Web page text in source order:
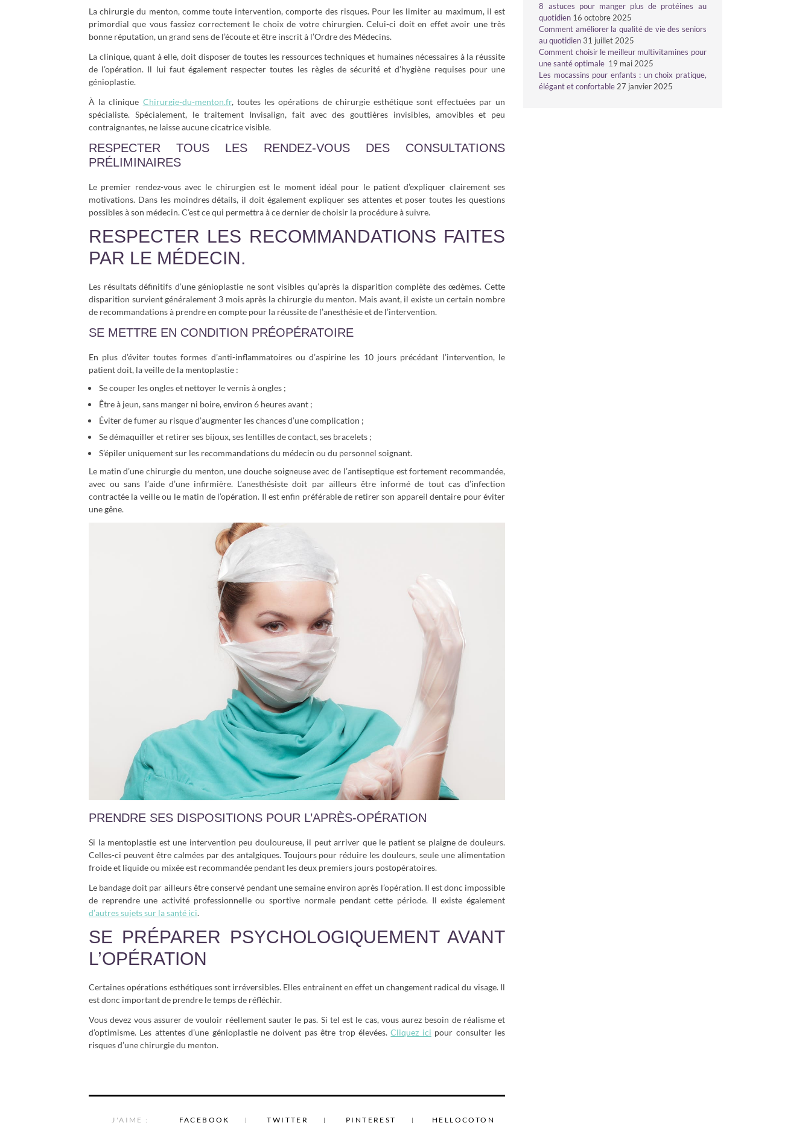
La chirurgie du menton, comme toute intervention, comporte des risques. Pour les limiter au maximum, il est
primordial que vous fassiez correctement le choix de votre chirurgien. Celui-ci doit en effet avoir une très
bonne réputation, un grand sens de l’écoute et être inscrit à l’Ordre des Médecins.
La clinique, quant à elle, doit disposer de toutes les ressources techniques et humaines nécessaires à la réussite
de l’opération. Il lui faut également respecter toutes les règles de sécurité et d’hygiène requises pour une
génioplastie.
À la clinique Chirurgie-du-menton.fr, toutes les opérations de chirurgie esthétique sont effectuées par un
spécialiste. Spécialement, le traitement Invisalign, fait avec des gouttières invisibles, amovibles et peu
contraignantes, ne laisse aucune cicatrice visible.
RESPECTER TOUS LES RENDEZ-VOUS DES CONSULTATIONS
PRÉLIMINAIRES
Le premier rendez-vous avec le chirurgien est le moment idéal pour le patient d’expliquer clairement ses
motivations. Dans les moindres détails, il doit également expliquer ses attentes et poser toutes les questions
possibles à son médecin. C’est ce qui permettra à ce dernier de choisir la procédure à suivre.
RESPECTER LES RECOMMANDATIONS FAITES
PAR LE MÉDECIN.
Les résultats définitifs d’une génioplastie ne sont visibles qu’après la disparition complète des œdèmes. Cette
disparition survient généralement 3 mois après la chirurgie du menton. Mais avant, il existe un certain nombre
de recommandations à prendre en compte pour la réussite de l’anesthésie et de l’intervention.
SE METTRE EN CONDITION PRÉOPÉRATOIRE
En plus d’éviter toutes formes d’anti-inflammatoires ou d’aspirine les 10 jours précédant l’intervention, le
patient doit, la veille de la mentoplastie :
Se couper les ongles et nettoyer le vernis à ongles ;
Être à jeun, sans manger ni boire, environ 6 heures avant ;
Éviter de fumer au risque d’augmenter les chances d’une complication ;
Se démaquiller et retirer ses bijoux, ses lentilles de contact, ses bracelets ;
S’épiler uniquement sur les recommandations du médecin ou du personnel soignant.
Le matin d’une chirurgie du menton, une douche soigneuse avec de l’antiseptique est fortement recommandée,
avec ou sans l’aide d’une infirmière. L’anesthésiste doit par ailleurs être informé de tout cas d’infection
contractée la veille ou le matin de l’opération. Il est enfin préférable de retirer son appareil dentaire pour éviter
une gêne.
PRENDRE SES DISPOSITIONS POUR L’APRÈS-OPÉRATION
Si la mentoplastie est une intervention peu douloureuse, il peut arriver que le patient se plaigne de douleurs.
Celles-ci peuvent être calmées par des antalgiques. Toujours pour réduire les douleurs, seule une alimentation
froide et liquide ou mixée est recommandée pendant les deux premiers jours postopératoires.
Le bandage doit par ailleurs être conservé pendant une semaine environ après l’opération. Il est donc impossible
de reprendre une activité professionnelle ou sportive normale pendant cette période. Il existe également
d’autres sujets sur la santé ici.
SE PRÉPARER PSYCHOLOGIQUEMENT AVANT
L’OPÉRATION
Certaines opérations esthétiques sont irréversibles. Elles entrainent en effet un changement radical du visage. Il
est donc important de prendre le temps de réfléchir.
Vous devez vous assurer de vouloir réellement sauter le pas. Si tel est le cas, vous aurez besoin de réalisme et
d’optimisme. Les attentes d’une génioplastie ne doivent pas être trop élevées.Cliquez ici pour consulter les
risques d’une chirurgie du menton.
J'AIME : FACEBOOK TWITTER PINTEREST HELLOCOTON
8 astuces pour manger plus de protéines au
quotidien 16 octobre 2025
Comment améliorer la qualité de vie des seniors
au quotidien 31 juillet 2025
Comment choisir le meilleur multivitamines pour
une santé optimale 19 mai 2025
Les mocassins pour enfants : un choix pratique,
élégant et confortable 27 janvier 2025